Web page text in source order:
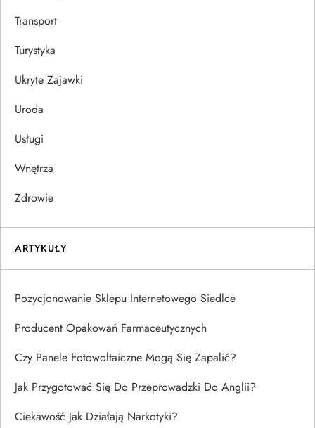
Transport
Turystyka
Ukryte Zajawki
Uroda
Usługi
Wnętrza
Zdrowie
ARTYKUŁY
Pozycjonowanie Sklepu Internetowego Siedlce
Producent Opakowań Farmaceutycznych
Czy Panele Fotowoltaiczne Mogą Się Zapalić?
Jak Przygotować Się Do Przeprowadzki Do Anglii?
Ciekawość Jak Działają Narkotyki?